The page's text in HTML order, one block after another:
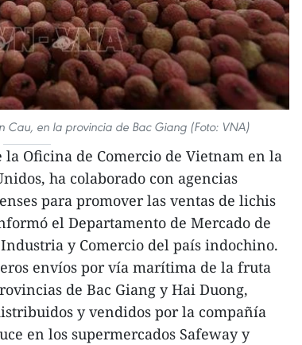
Cau, en la provincia de Bac Giang (Foto: VNA)
Oficina de Comercio de Vietnam en la
ha colaborado con agencias
para promover las ventas de lichis
el Departamento de Mercado de
y Comercio del país indochino.
envíos por vía marítima de la fruta
de Bac Giang y Hai Duong,
y vendidos por la compañía
en los supermercados Safeway y